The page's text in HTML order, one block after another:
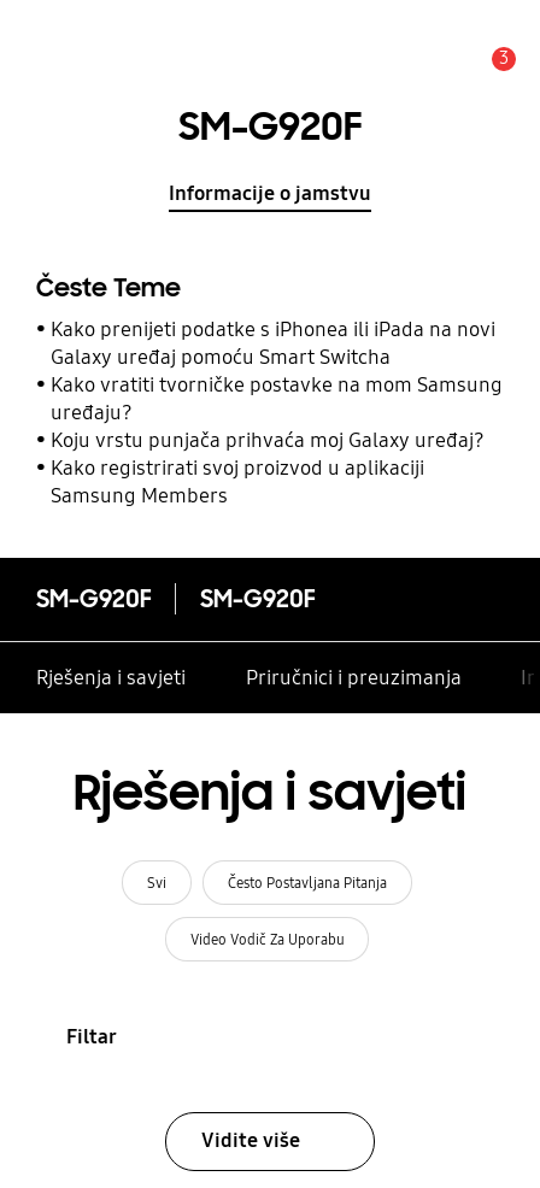
3
SM-G920F
Informacije o jamstvu
Česte Teme
Kako prenijeti podatke s iPhonea ili iPada na novi
Galaxy uređaj pomoću Smart Switcha
Kako vratiti tvorničke postavke na mom Samsung
uređaju?
Koju vrstu punjača prihvaća moj Galaxy uređaj?
Kako registrirati svoj proizvod u aplikaciji
Samsung Members
SM-G920F SM-G920F
Rješenja i savjeti Priručnici i preuzimanja
Rješenja i savjeti
Svi Često Postavljana Pitanja
Video Vodič Za Uporabu
Filtar
Vidite više